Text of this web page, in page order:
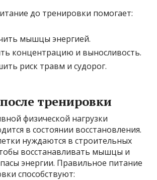
до тренировки помогает:
мышцы энергией.
концентрацию и выносливость.
риск травм и судорог.
тренировки
физической нагрузки
в состоянии восстановления.
нуждаются в строительных
восстанавливать мышцы и
энергии. Правильное питание
способствуют: